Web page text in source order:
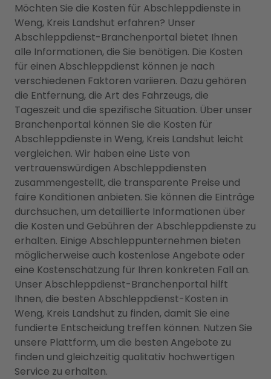
Möchten Sie die Kosten für Abschleppdienste in
Weng, Kreis Landshut erfahren? Unser
Abschleppdienst-Branchenportal bietet Ihnen
alle Informationen, die Sie benötigen. Die Kosten
für einen Abschleppdienst können je nach
verschiedenen Faktoren variieren. Dazu gehören
die Entfernung, die Art des Fahrzeugs, die
Tageszeit und die spezifische Situation. Über unser
Branchenportal können Sie die Kosten für
Abschleppdienste in Weng, Kreis Landshut leicht
vergleichen. Wir haben eine Liste von
vertrauenswürdigen Abschleppdiensten
zusammengestellt, die transparente Preise und
faire Konditionen anbieten. Sie können die Einträge
durchsuchen, um detaillierte Informationen über
die Kosten und Gebühren der Abschleppdienste zu
erhalten. Einige Abschleppunternehmen bieten
möglicherweise auch kostenlose Angebote oder
eine Kostenschätzung für Ihren konkreten Fall an.
Unser Abschleppdienst-Branchenportal hilft
Ihnen, die besten Abschleppdienst-Kosten in
Weng, Kreis Landshut zu finden, damit Sie eine
fundierte Entscheidung treffen können. Nutzen Sie
unsere Plattform, um die besten Angebote zu
finden und gleichzeitig qualitativ hochwertigen
Service zu erhalten.